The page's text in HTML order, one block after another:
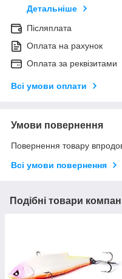
Детальніше
Післяплата
Оплата на рахунок
Оплата за реквізитами
Всі умови оплати
Умови повернення
Повернення товару
Всі умови повернення
Подібні товари